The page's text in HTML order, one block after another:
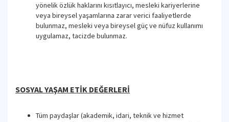
yönelik özlük haklarını kısıtlayıcı, mesleki kariyerlerine
veya bireysel yaşamlarına zarar verici faaliyetlerde
bulunmaz, mesleki veya bireysel güç ve nüfuz kullanımı
uygulamaz, tacizde bulunmaz.
SOSYAL YAŞAM ETİK DEĞERLERİ
Tüm paydaşlar (akademik, idari, teknik ve hizmet